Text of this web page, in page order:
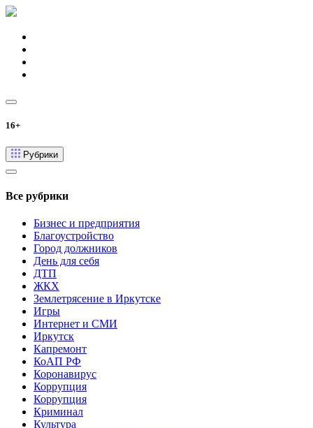
16+
Рубрики
Все рубрики
Бизнес и предприятия
Благоустройство
Город должников
День для себя
ДТП
ЖКХ
Землетрясение в Иркутске
Игры
Интернет и СМИ
Иркутск
Капремонт
КоАП РФ
Коронавирус
Коррупция
Коррупция
Криминал
Культура